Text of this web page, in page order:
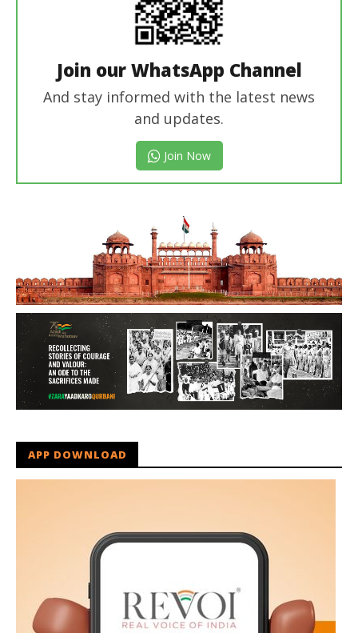
Join our WhatsApp Channel
And stay informed with the latest news
and updates.
Join Now
APP DOWNLOAD